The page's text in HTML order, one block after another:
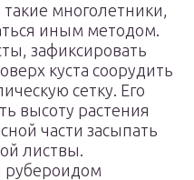
многолетники,
иным методом.
зафиксировать
куста соорудить
сетку. Его
высоту растения
части засыпать
листвы.
рубероидом